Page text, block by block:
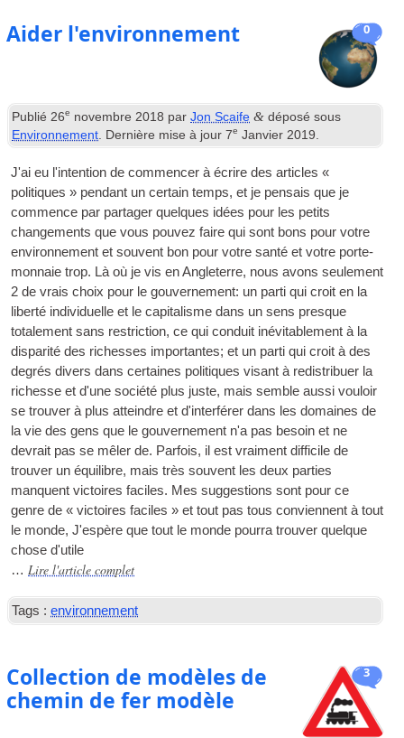
0
Aider l'environnement
Publié 26e novembre 2018 parJon Scaife & déposé sous
Environnement . Dernière mise à jour7e Janvier 2019
J'ai eu l'intention de commencer à écrire des articles «
politiques » pendant un certain temps, et je pensais que je
commence par partager quelques idées pour les petits
changements que vous pouvez faire qui sont bons pour votre
environnement et souvent bon pour votre santé et votre porte-
monnaie trop. Là où je vis en Angleterre, nous avons seulement
2 de vrais choix pour le gouvernement: un parti qui croit en la
liberté individuelle et le capitalisme dans un sens presque
totalement sans restriction, ce qui conduit inévitablement à la
disparité des richesses importantes; et un parti qui croit à des
degrés divers dans certaines politiques visant à redistribuer la
richesse et d'une société plus juste, mais semble aussi vouloir
se trouver à plus atteindre et d'interférer dans les domaines de
la vie des gens que le gouvernement n'a pas besoin et ne
devrait pas se mêler de. Parfois, il est vraiment difficile de
trouver un équilibre, mais très souvent les deux parties
manquent victoires faciles. Mes suggestions sont pour ce
genre de « victoires faciles » et tout pas tous conviennent à tout
le monde, J'espère que tout le monde pourra trouver quelque
chose d'utile
… Lire l'article complet
Tags : environnement
3
Collection de modèles de
chemin de fer modèle